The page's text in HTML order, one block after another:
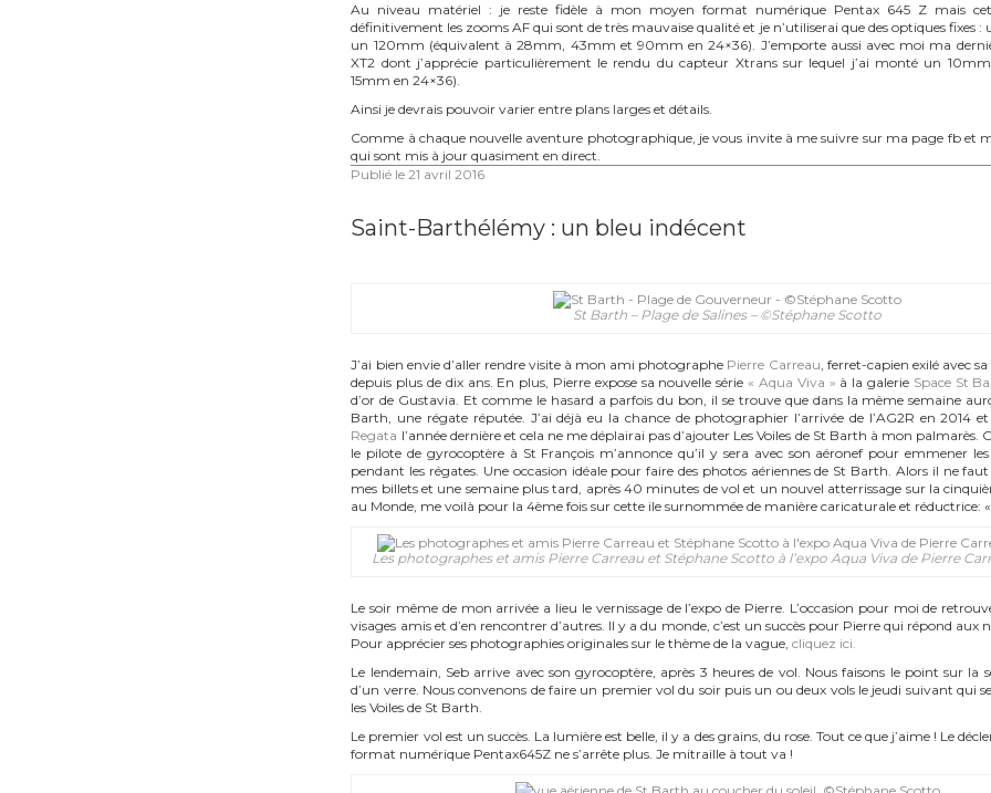
Au niveau matériel : je reste fidèle à mon moyen format numérique Pentax 645 Z mais
définitivement les zooms AF qui sont de très mauvaise qualité et je n’utiliserai que des optiques fixes
un 120mm (équivalent à 28mm, 43mm et 90mm en 24×36). J’emporte aussi avec moi ma
XT2 dont j’apprécie particulièrement le rendu du capteur Xtrans sur lequel j’ai monté un
15mm en 24×36).
Ainsi je devrais pouvoir varier entre plans larges et détails.
Comme à chaque nouvelle aventure photographique, je vous invite à me suivre sur ma page fb et
qui sont mis à jour quasiment en direct.
Publié le21 avril 2016
Saint-Barthélémy : un bleu indécent
St Barth – Plage de Salines – ©Stéphane Scotto
J’ai bien envie d’aller rendre visite à mon ami photographe Pierre Carreau, ferret-capien exilé avec
depuis plus de dix ans. En plus, Pierre expose sa nouvelle série « Aqua Viva » à la galerie Space St
d’or de Gustavia. Et comme le hasard a parfois du bon, il se trouve que dans la même semaine
Barth, une régate réputée. J’ai déjà eu la chance de photographier l’arrivée de l’AG2R en 2014
Regata l’année dernière et cela ne me déplairai pas d’ajouter Les Voiles de St Barth à mon palmarès.
le pilote de gyrocoptère à St François m’annonce qu’il y sera avec son aéronef pour emmener
pendant les régates. Une occasion idéale pour faire des photos aériennes de St Barth. Alors il ne
mes billets et une semaine plus tard, après 40 minutes de vol et un nouvel atterrissage sur la
au Monde, me voilà pour la 4ème fois sur cette ile surnommée de manière caricaturale et réductrice: «
Les photographes et amis Pierre Carreau et Stéphane Scotto à l’expo Aqua Viva de Pierre
Le soir même de mon arrivée a lieu le vernissage de l’expo de Pierre. L’occasion pour moi de
visages amis et d’en rencontrer d’autres. Il y a du monde, c’est un succès pour Pierre qui répond
Pour apprécier ses photographies originales sur le thème de la vague,cliquez ici.
Le lendemain, Seb arrive avec son gyrocoptère, après 3 heures de vol. Nous faisons le point sur la
d’un verre. Nous convenons de faire un premier vol du soir puis un ou deux vols le jeudi suivant qui
les Voiles de St Barth.
Le premier vol est un succès. La lumière est belle, il y a des grains, du rose. Tout ce que j’aime ! Le
format numérique Pentax645Z ne s’arrête plus. Je mitraille à tout va !